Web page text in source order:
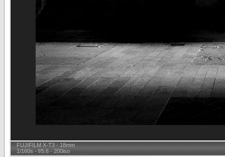
FUJIFILM X-T3 - 18mm
1/160s - f/5.6 - 200iso